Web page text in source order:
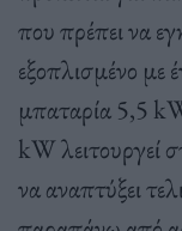
που πρέπει να
εξοπλισμένο με
μπαταρία 5,5
kW λειτουργεί
να αναπτύξει